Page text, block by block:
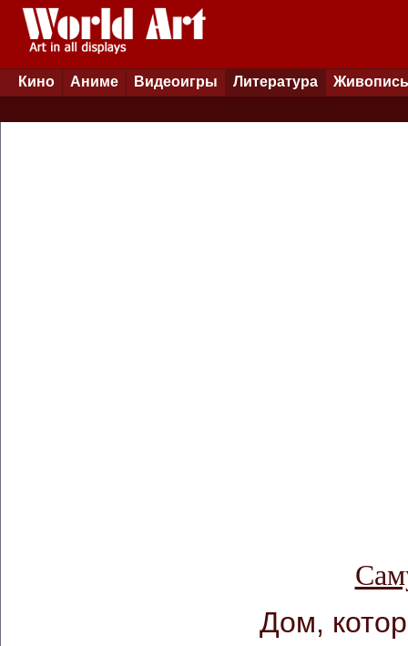
Кино Аниме Видеоигры Литература Живопись
Дом,